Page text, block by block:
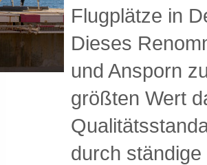
Flugplätze in
Dieses
und Ansporn
größten Wert
durch